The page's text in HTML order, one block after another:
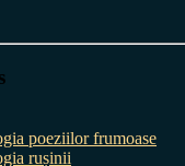
poeziilor frumoase
rușinii